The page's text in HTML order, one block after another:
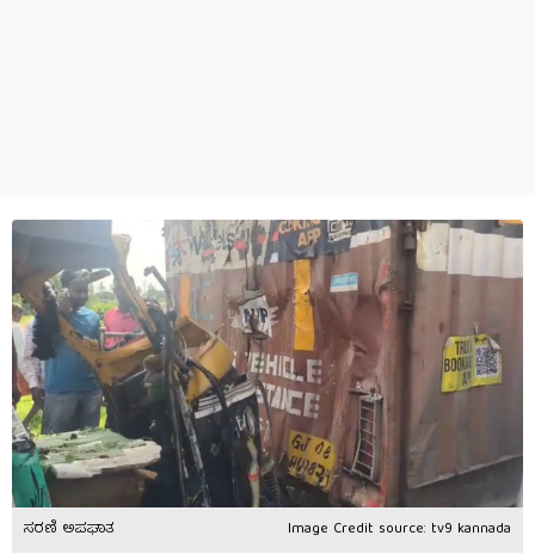
ಸರಣಿ ಅಪಘಾತ
Image Credit source: tv9 kannada